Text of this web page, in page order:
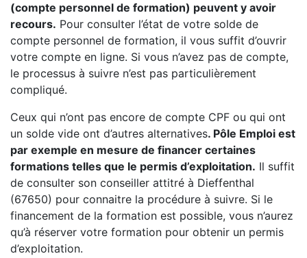
(compte personnel de formation) peuvent y avoir
recours. Pour consulter l’état de votre solde de
compte personnel de formation, il vous suffit d’ouvrir
votre compte en ligne. Si vous n’avez pas de compte,
le processus à suivre n’est pas particulièrement
compliqué.
Ceux qui n’ont pas encore de compte CPF ou qui ont
un solde vide ont d’autres alternatives. Pôle Emploi est
par exemple en mesure de financer certaines
formations telles que le permis d’exploitation. Il suffit
de consulter son conseiller attitré à Dieffenthal
(67650) pour connaitre la procédure à suivre. Si le
financement de la formation est possible, vous n’aurez
qu’à réserver votre formation pour obtenir un permis
d’exploitation.